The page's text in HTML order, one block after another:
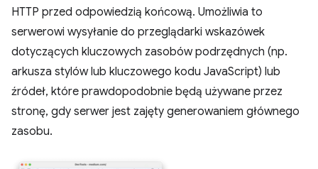
HTTP przed odpowiedzią końcową. Umożliwia to
serwerowi wysyłanie do przeglądarki wskazówek
dotyczących kluczowych zasobów podrzędnych (np.
arkusza stylów lub kluczowego kodu JavaScript) lub
źródeł, które prawdopodobnie będą używane przez
stronę, gdy serwer jest zajęty generowaniem głównego
zasobu.